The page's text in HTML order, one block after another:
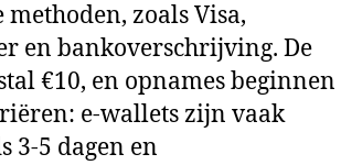
zoals Visa,
en bankoverschrijving. De
€10, en opnames beginnen
e‑wallets zijn vaak
3‑5 dagen en